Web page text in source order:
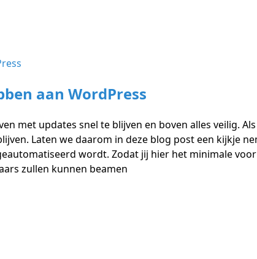
aan WordPress
met updates snel te blijven en boven alles veilig.
Laten we daarom in deze blog post een kijkje
wordt. Zodat jij hier het minimale
zullen kunnen beamen